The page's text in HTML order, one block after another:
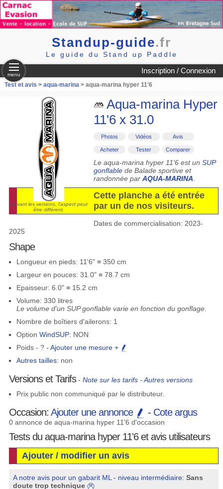
Standup-guide.fr
Le guide du Stand up Paddle
Inscription / Connexion
menu
Test et avis > aqua-marina> aqua-marina hyper 11'6
Suivant les versions, l'aspect peut
être différent.
Aqua-marina Hyper
11'6 x 31.0
Photos Vidéos Avis
Acheter Tester Comparer
Le aqua-marina hyper 11'6 est un SUP
gonflablede Balade sportive et
randonnée par AQUA-MARINA
Cette planche a été entrée
par un de nos visiteurs.
Dates de commercialisation: 2023-
2025
Shape
Longueur en pieds: 11'6" ≡ 350 cm
Largeur en pouces: 31.0" ≡ 78.7 cm
Epaisseur: 6.0" ≡ 15.2 cm
Volume: 330 litres
Le volume d'un SUP gonflable varie en fonction du gonflage.
Nombre de boîtiers d'ailerons: 1
Option WindSUP: NON
Poids - ? - Ajouter une mesure +
Autres tailles: non
Versions et Tarifs- Note sur les tarifs-Autres versions
Prix public non communiqué par le distributeur.
Occasion: Ajouter une annonce - Cote argus
0 annonce de aqua-marina hyper 11'6 d'occasion
Tests du aqua-marina hyper 11'6 et avis utilisateurs
Ajouter / modifier un avis
A notre avis pour un gabarit ML - niveau intermédiaire:Sans
doute trop technique